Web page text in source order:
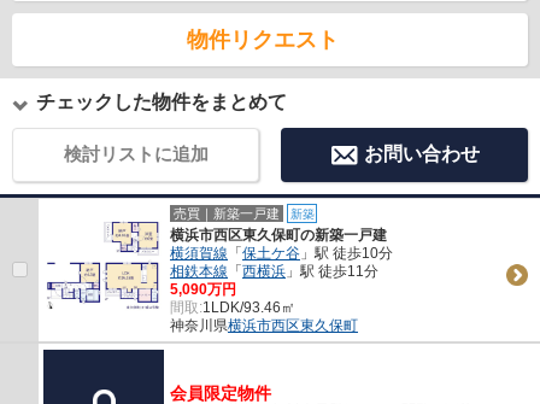
物件リクエスト
チェックした物件をまとめて
検討リストに追加 お問い合わせ
売買｜新築一戸建 新築
横浜市西区東久保町の新築一戸建
横須賀線 「保土ケ谷 」駅 徒歩10分
相鉄本線 「西横浜 」駅 徒歩11分
5,090万円
間取:1LDK/93.46㎡
神奈川県横浜市西区東久保町
会員限定物件